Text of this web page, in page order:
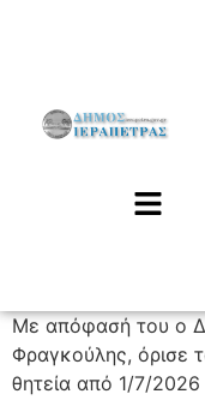
Με απόφασή του ο
Φραγκούλης, όρισε
θητεία από 1/7/